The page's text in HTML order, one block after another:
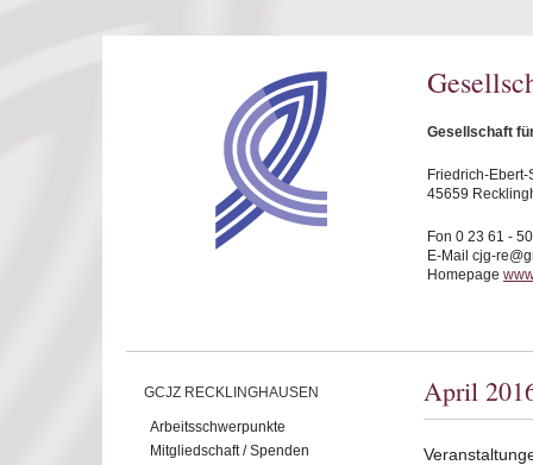
Gesellschaft
Friedrich-Ebert-
45659
Fon 0 23 61 -
E-Mail cjg-
Homepage
GCJZ RECKLINGHAUSEN
Arbeitsschwerpunkte
Mitgliedschaft / Spenden
April